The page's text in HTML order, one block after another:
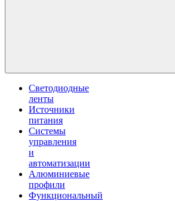
Светодиодные
ленты
Источники
питания
Системы
управления
и
автоматизации
Алюминиевые
профили
Функциональный